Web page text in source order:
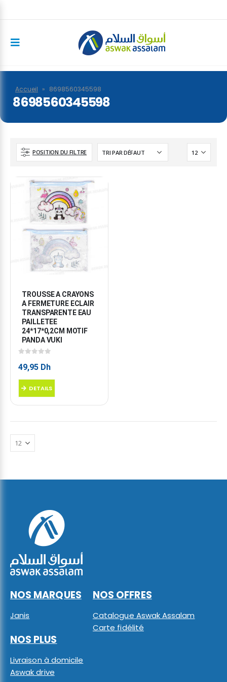
Accueil » 8698560345598
8698560345598
POSITION DU FILTRE
TROUSSE A CRAYONS
A FERMETURE ECLAIR
TRANSPARENTE EAU
PAILLETEE
24*17*0,2CM MOTIF
PANDA VUKI
49,95 Dh
DETAILS
NOS MARQUES
Janis
NOS OFFRES
Catalogue Aswak Assalam
Carte fidélité
NOS PLUS
Livraison à domicile
Aswak drive